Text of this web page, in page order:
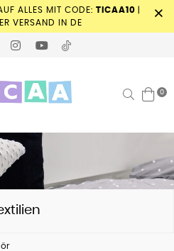
ALLES MIT CODE: TICAA10
VERSAND IN DE
INSTAGRAM
YOUTUBETIKTOK
Suchen
0